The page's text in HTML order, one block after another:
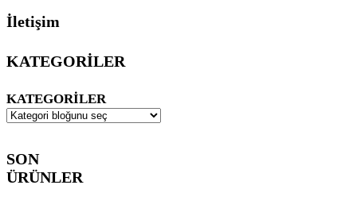
İletişim
KATEGORİLER
KATEGORILER
SON
ÜRÜNLER